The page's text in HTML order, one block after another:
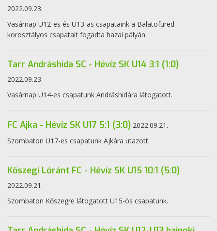
2022.09.23.
Vasárnap U12-es és U13-as csapataink a Balatofüred
korosztályos csapatait fogadta hazai pályán.
Tarr Andráshida SC - Hévíz SK U14 3:1 (1:0)
2022.09.23.
Vasárnap U14-es csapatunk Andráshidára látogatott.
FC Ajka - Hévíz SK U17 5:1 (3:0) 2022.09.21.
Szombaton U17-es csapatunk Ajkára utazott.
Kőszegi Lóránt FC - Hévíz SK U15 10:1 (5:0)
2022.09.21.
Szombaton Kőszegre látogatott U15-ös csapatunk.